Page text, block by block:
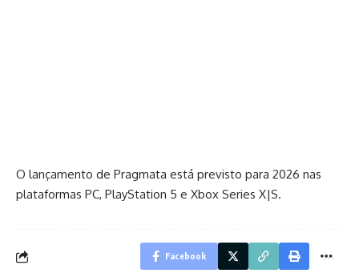
O lançamento de Pragmata está previsto para 2026 nas
plataformas PC, PlayStation 5 e Xbox Series X|S.
Facebook